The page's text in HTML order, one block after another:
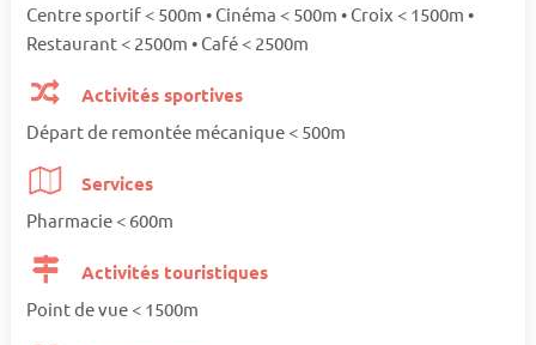
Centre sportif < 500m • Cinéma < 500m • Croix < 1500m •
Restaurant < 2500m • Café < 2500m
Activités sportives
Départ de remontée mécanique < 500m
Services
Pharmacie < 600m
Activités touristiques
Point de vue < 1500m